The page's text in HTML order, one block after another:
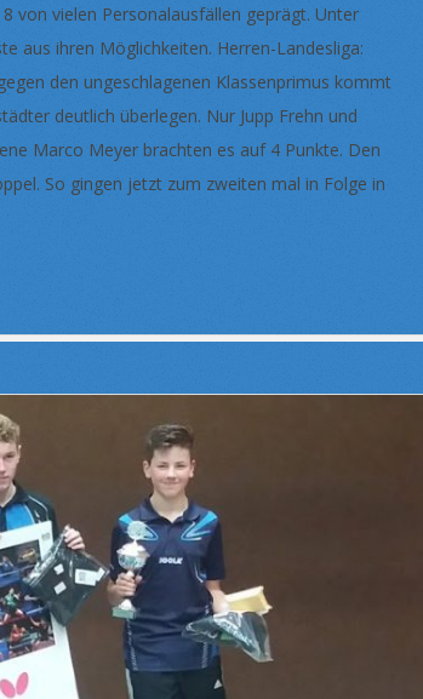
von vielen Personalausfällen geprägt. Unter
aus ihren Möglichkeiten. Herren-Landesliga:
ungeschlagenen Klassenprimus kommt
deutlich überlegen. Nur Jupp Frehn und
Marco Meyer brachten es auf 4 Punkte. Den
So gingen jetzt zum zweiten mal in Folge in